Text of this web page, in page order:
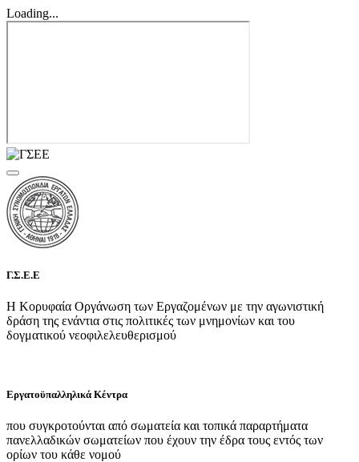
Loading...
Γ.Σ.Ε.Ε
Η Κορυφαία Οργάνωση των Εργαζομένων με την αγωνιστική
δράση της ενάντια στις πολιτικές των μνημονίων και του
δογματικού νεοφιλελευθερισμού
Εργατοϋπαλληλικά Κέντρα
που συγκροτούνται από σωματεία και τοπικά παραρτήματα
πανελλαδικών σωματείων που έχουν την έδρα τους εντός των
ορίων του κάθε νομού